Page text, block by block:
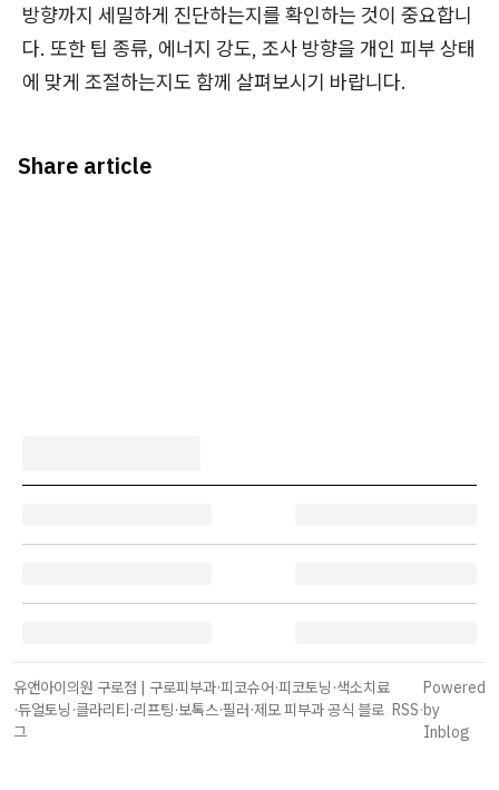
방향까지 세밀하게 진단하는지를 확인하는 것이 중요합니
다. 또한 팁 종류, 에너지 강도, 조사 방향을 개인 피부 상태
에 맞게 조절하는지도 함께 살펴보시기 바랍니다.
Share article
유앤아이의원 구로점 | 구로피부과·피코슈어·피코토닝·색소치료
·듀얼토닝·클라리티·리프팅·보톡스·필러·제모 피부과 공식 블로
그
RSS·
Powered
by
Inblog